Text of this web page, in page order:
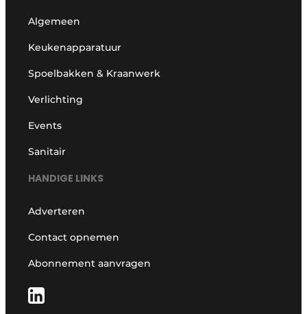
Algemeen
Keukenapparatuur
Spoelbakken & Kraanwerk
Verlichting
Events
Sanitair
HANDIGE LINKS
Adverteren
Contact opnemen
Abonnement aanvragen